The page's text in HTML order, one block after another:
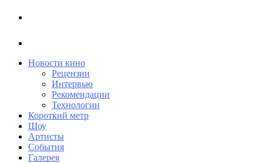
Новости кино
Рецензии
Интервью
Рекомендации
Технологии
Короткий метр
Шоу
Артисты
События
Галерея